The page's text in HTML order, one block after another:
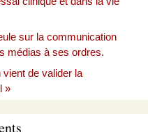
sur la communication
médias à ses ordres.
vient de valider la
»